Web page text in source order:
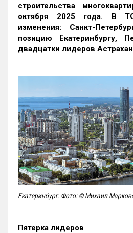
строительства
октября 2025 года. В
изменения: Санкт-
позицию Екатеринбургу,
двадцатки лидеров
Екатеринбург. Фото: © Михаил
Пятерка лидеров